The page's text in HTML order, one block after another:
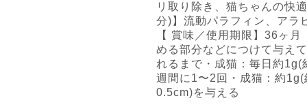
リ取り除き、猫ちゃんの快
分)】流動パラフィン、アラ
【 賞味／使用期限】36ヶ
める部分などにつけて与え
れるまで・成猫：毎日約
週間に1〜2回・成猫：約
0.5cm)を与える